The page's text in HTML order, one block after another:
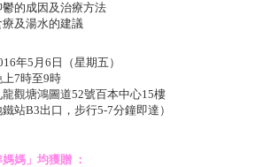
鬱的成因及治療方法
療及湯水的建議
年5月6日（星期五）
上7時至9時
龍觀塘鴻圖道52號百本中心15樓
鐵站B3出口，步行5-7分鐘即達）
媽」均獲贈 ：